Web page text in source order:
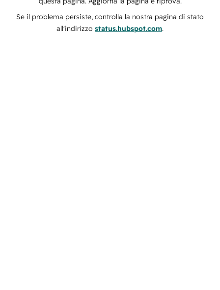
Se il problema persiste, controlla la nostra pagina di stato
all'indirizzo status.hubspot.com.